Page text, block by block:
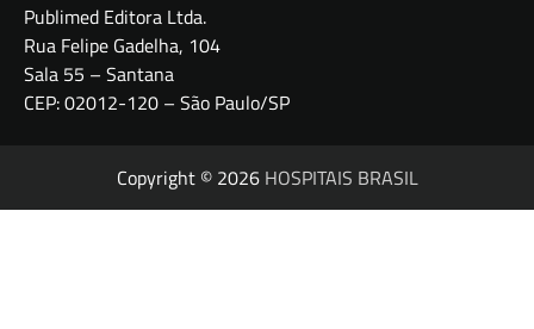
Publimed Editora Ltda.
Rua Felipe Gadelha, 104
Sala 55 – Santana
CEP: 02012-120 – São Paulo/SP
Copyright © 2026 HOSPITAIS BRASIL